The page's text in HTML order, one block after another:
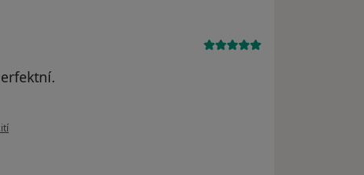
Oliver Toufar